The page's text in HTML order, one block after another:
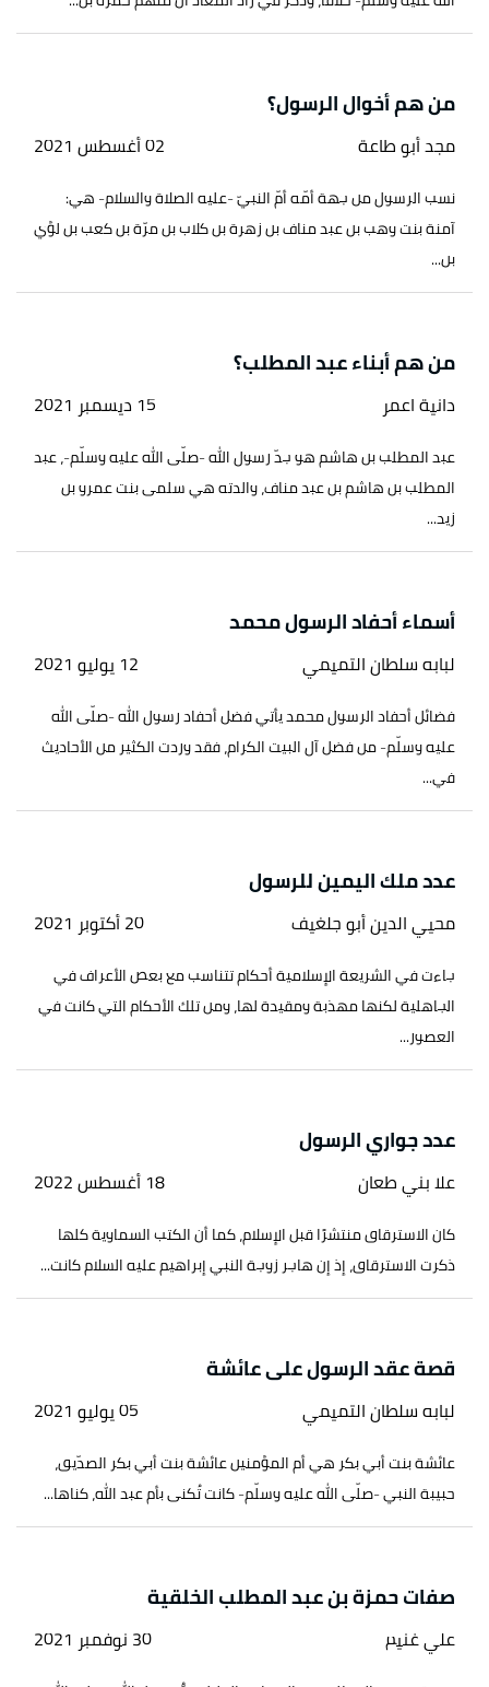
من هم أخوال الرسول؟
مجد أبو طاعة 02 أغسطس 2021
نسب الرسول من جهة أمّه أمّ النبيّ -عليه الصلاة والسلام- هي:
آمنة بنت وهب بن عبد مناف بن زهرة بن كلاب بن مرّة بن كعب بن لؤي
بن...
من هم أبناء عبد المطلب؟
دانية اعمر 15 ديسمبر 2021
عبد المطلب بن هاشم هو جدّ رسول الله -صلّى الله عليه وسلّم-، عبد
المطلب بن هاشم بن عبد مناف، والدته هي سلمى بنت عمرو بن
زيد...
أسماء أحفاد الرسول محمد
لبابه سلطان التميمي 12 يوليو 2021
فضائل أحفاد الرسول محمد يأتي فضل أحفاد رسول الله -صلّى الله
عليه وسلّم- من فضل آل البيت الكرام، فقد وردت الكثير من الأحاديث
في...
عدد ملك اليمين للرسول
محيي الدين أبو جلغيف 20 أكتوبر 2021
جاءت في الشريعة الإسلامية أحكام تتناسب مع بعض الأعراف في
الجاهلية لكنها مهذبة ومقيدة لها، ومن تلك الأحكام التي كانت في
العصور...
عدد جواري الرسول
علا بني طعان 18 أغسطس 2022
كان الاسترقاق منتشرًا قبل الإسلام، كما أن الكتب السماوية كلها
ذكرت الاسترقاق، إذ إن هاجر زوجة النبي إبراهيم عليه السلام كانت...
قصة عقد الرسول على عائشة
لبابه سلطان التميمي 05 يوليو 2021
عائشة بنت أبي بكر هي أم المؤمنين عائشة بنت أبي بكر الصدّيق،
حبيبة النبي -صلّى الله عليه وسلّم- كانت تُكنى بأم عبد الله، كناها...
صفات حمزة بن عبد المطلب الخلقية
علي غنيم 30 نوفمبر 2021